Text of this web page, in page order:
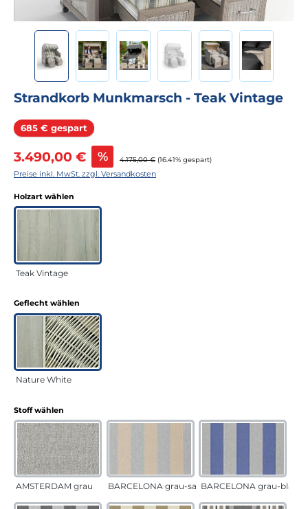
Strandkorb Munkmarsch - Teak Vintage
685 € gespart Rabatt
Verkaufspreis:
3.490,00 € % Regulärer Preis:
4.175,00 € (16.41% gespart)
Preise inkl. MwSt. zzgl. Versandkosten
Holzart wählen
Teak Vintage
Geflecht wählen
Nature White
Stoff wählen
AMSTERDAM grau BARCELONA grau-sandBARCELONA grau-blau